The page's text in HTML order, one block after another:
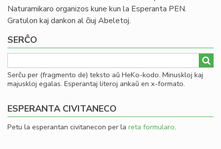
Naturamikaro organizos kune kun la Esperanta PEN.
Gratulon kaj dankon al ĉiuj Abeletoj.
SERĈO
Serĉu per (fragmento de) teksto aŭ HeKo-kodo. Minuskloj kaj
majuskloj egalas. Esperantaj literoj ankaŭ en x-formato.
ESPERANTA CIVITANECO
Petu la esperantan civitanecon per la reta formularo.